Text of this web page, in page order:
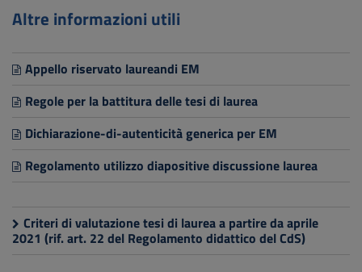
Altre informazioni utili
Appello riservato laureandi EM
Regole per la battitura delle tesi di laurea
Dichiarazione-di-autenticità generica per EM
Regolamento utilizzo diapositive discussione laurea
Criteri di valutazione tesi di laurea a partire da aprile
2021 (rif. art. 22 del Regolamento didattico del CdS)